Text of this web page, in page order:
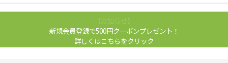
【お知らせ】
新規会員登録で500円クーポンプレゼント！
詳しくはこちらをクリック